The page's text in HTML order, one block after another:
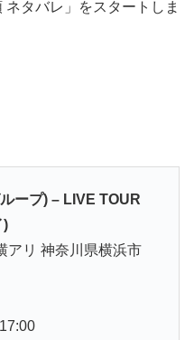
タバレ」をスタートしま
ープ) – LIVE TOUR
)
アリ 神奈川県横浜市